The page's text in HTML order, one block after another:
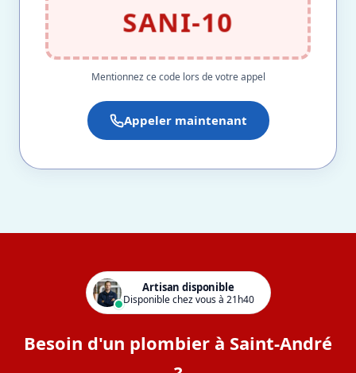
SANI-10
Mentionnez ce code lors de votre appel
Appeler maintenant
Artisan disponible
Disponible chez vous à 21h40
Besoin d'un plombier à Saint-André